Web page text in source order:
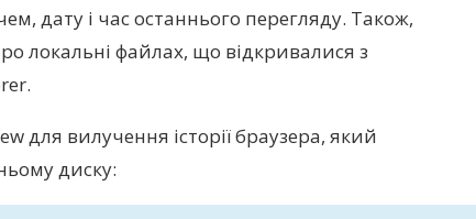
дату і час останнього перегляду. Також,
локальні файлах, що відкривалися з
для вилучення історії браузера, який
диску: